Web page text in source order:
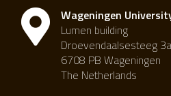
Wageningen
Lumen building
Droevendaalsesteeg 3a
6708 PB Wageningen
The Netherlands